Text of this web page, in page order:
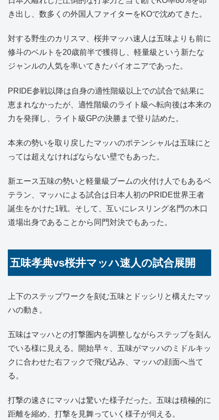
き出し、数多くの外国人ファイターをKOで沈めてきた。
対する野生のカリスマ、桜井マッハ速人は五味よりも前に
修斗のベルトを20歳前半で獲得し、軽量級という新たな
ジャンルの人気を率いてきたパイオニアであった。
PRIDE参戦以降は自身の適性階級以上での試合で結果に
恵まれなかったが、適性階級のライト級へ転向後は本来の
力を発揮し、ライト級GPの決勝まで登り詰めた。
本来の勢いを取り戻したマッハのポテンシャルは五味にと
っては超えなければならない壁でもあった。
新エース五味の勢いと軽量級ブームの火付け人でもあるベ
テラン、マッハによる試合は日本人初のPRIDE世界王者
誕生をかけた1戦。そして、互いにレスリング名門の木口
道場出身であることから同門対決でもあった。
五味孝典vs桜井マッハ速人の試合展開
上下のステップワークを刻む五味とドッシリと構えたマッ
ハの動き。
五味はマッハとの打撃圏内を調整しながらステップを刻ん
でいる様に見える。開始早々、五味がマッハのミドルキッ
クに合わせた右フックで飛び込み、マッハの顔面へ当て
る。
打撃の速さにマッハは驚いた様子だった。五味は積極的に
距離を縮め、打撃を見舞っていく様子が伺える。